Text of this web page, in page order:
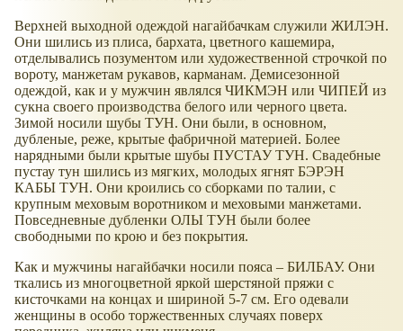
Верхней выходной одеждой нагайбачкам служили ЖИЛЭН.
Они шились из плиса, бархата, цветного кашемира,
отделывались позументом или художественной строчкой по
вороту, манжетам рукавов, карманам. Демисезонной
одеждой, как и у мужчин являлся ЧИКМЭН или ЧИПЕЙ из
сукна своего производства белого или черного цвета.
Зимой носили шубы ТУН. Они были, в основном,
дубленые, реже, крытые фабричной материей. Более
нарядными были крытые шубы ПУСТАУ ТУН. Свадебные
пустау тун шились из мягких, молодых ягнят БЭРЭН
КАБЫ ТУН. Они кроились со сборками по талии, с
крупным меховым воротником и меховыми манжетами.
Повседневные дубленки ОЛЫ ТУН были более
свободными по крою и без покрытия.
Как и мужчины нагайбачки носили пояса – БИЛБАУ. Они
ткались из многоцветной яркой шерстяной пряжи с
кисточками на концах и шириной 5-7 см. Его одевали
женщины в особо торжественных случаях поверх